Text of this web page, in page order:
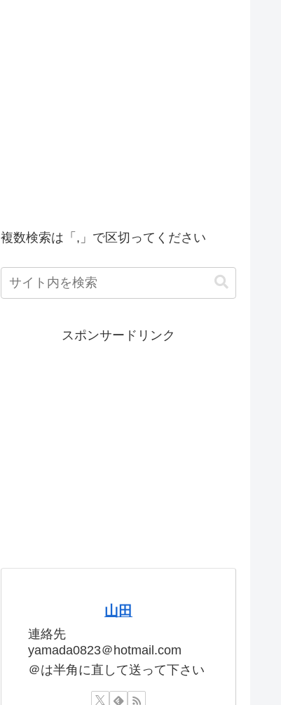
複数検索は「,」で区切ってください
スポンサードリンク
山田
連絡先
yamada0823＠hotmail.com
＠は半角に直して送って下さい